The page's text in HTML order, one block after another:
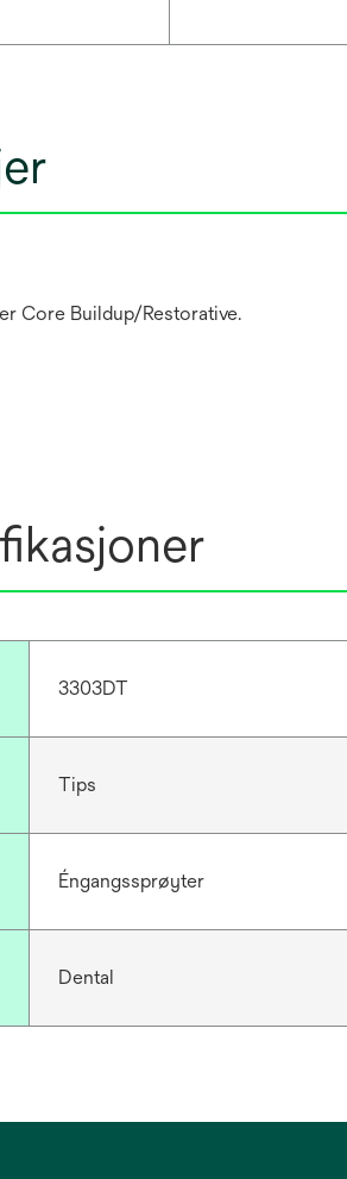
Core Buildup/Restorative.
3303DT
Tips
Éngangssprøyter
Dental